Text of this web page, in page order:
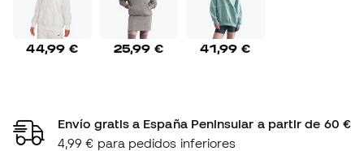
44,99 € 25,99 € 41,99 €
Envío gratis a España Peninsular a partir de 60 €
4,99 € para pedidos inferiores